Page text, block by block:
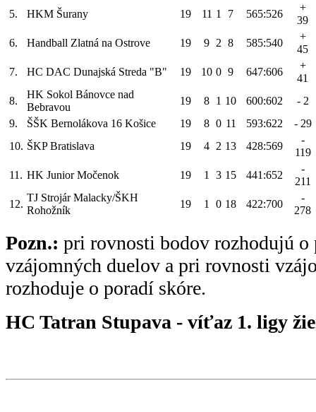
5.
HKM Šurany 19 11 1 7 565:526
+
39
6.
Handball Zlatná na Ostrove 19 9 2 8 585:540
+
45
7.
HC DAC Dunajská Streda "B" 19 10 0 9 647:606
+
41
8.
HK Sokol Bánovce nad
Bebravou
19 8 1 10 600:602
- 2
9.
ŠŠK Bernolákova 16 Košice 19 8 0 11 593:622
- 29
10. ŠKP Bratislava 19 4 2 13 428:569
-
119
11. HK Junior Močenok 19 1 3 15 441:652
-
211
12.
TJ Strojár Malacky/ŠKH
Rohožník
19 1 0 18 422:700
-
278
Pozn.: pri rovnosti bodov rozhodujú o
vzájomných duelov a pri rovnosti
rozhoduje o poradí skóre.
HC Tatran Stupava - víťaz 1. ligy